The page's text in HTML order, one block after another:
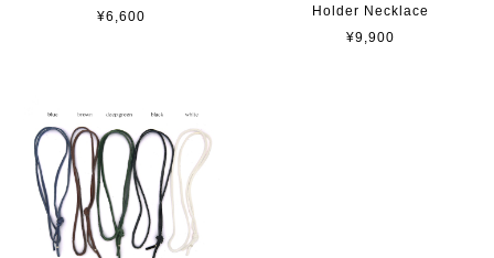
¥6,600
Holder Necklace
¥9,900